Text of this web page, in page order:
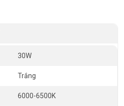
30W
Trắng
6000-6500K